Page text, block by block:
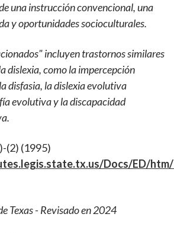
una instrucción convencional, una
y oportunidades socioculturales.
incluyen trastornos similares
dislexia, como la impercepción
disfasia, la dislexia evolutiva
evolutiva y la discapacidad
(2) (1995)
Docs/ED/htm/
Texas - Revisado en 2024